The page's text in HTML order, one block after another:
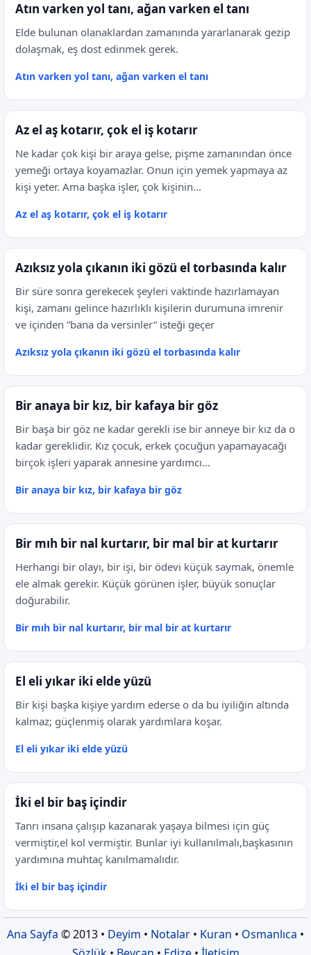
Atın varken yol tanı, ağan varken el tanı
Elde bulunan olanaklardan zamanında yararlanarak gezip
dolaşmak, eş dost edinmek gerek.
Atın varken yol tanı, ağan varken el tanı
Az el aş kotarır, çok el iş kotarır
Ne kadar çok kişi bir araya gelse, pişme zamanından önce
yemeği ortaya koyamazlar. Onun için yemek yapmaya az
kişi yeter. Ama başka işler, çok kişinin...
Az el aş kotarır, çok el iş kotarır
Azıksız yola çıkanın iki gözü el torbasında kalır
Bir süre sonra gerekecek şeyleri vaktinde hazırlamayan
kişi, zamanı gelince hazırlıklı kişilerin durumuna imrenir
ve içinden ”bana da versinler” isteği geçer
Azıksız yola çıkanın iki gözü el torbasında kalır
Bir anaya bir kız, bir kafaya bir göz
Bir başa bir göz ne kadar gerekli ise bir anneye bir kız da o
kadar gereklidir. Kız çocuk, erkek çocuğun yapamayacağı
birçok işleri yaparak annesine yardımcı...
Bir anaya bir kız, bir kafaya bir göz
Bir mıh bir nal kurtarır, bir mal bir at kurtarır
Herhangi bir olayı, bir işi, bir ödevi küçük saymak, önemle
ele almak gerekir. Küçük görünen işler, büyük sonuçlar
doğurabilir.
Bir mıh bir nal kurtarır, bir mal bir at kurtarır
El eli yıkar iki elde yüzü
Bir kişi başka kişiye yardım ederse o da bu iyiliğin altında
kalmaz; güçlenmiş olarak yardımlara koşar.
El eli yıkar iki elde yüzü
İki el bir baş içindir
Tanrı insana çalışıp kazanarak yaşaya bilmesi için güç
vermiştir,el kol vermiştir. Bunlar iyi kullanılmalı,başkasının
yardımına muhtaç kanılmamalıdır.
İki el bir baş içindir
Ana Sayfa © 2013 • Deyim • Notalar • Kuran • Osmanlıca •